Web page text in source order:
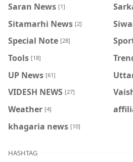
Saran News [1]
Sitamarhi News [2]
Special Note [28]
Tools [18]
UP News [61]
VIDESH NEWS [27]
Weather [4]
khagaria news [10]
HASHTAG